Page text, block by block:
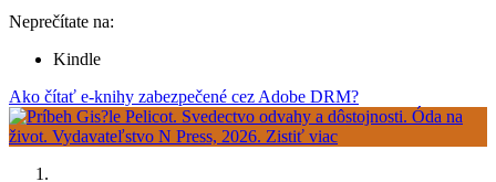
Neprečítate na:
Kindle
Ako čítať e-knihy zabezpečené cez Adobe DRM?